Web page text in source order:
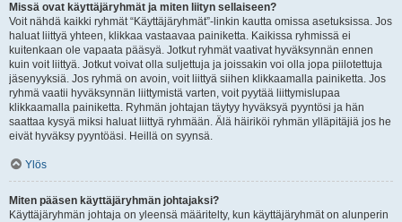
Missä ovat käyttäjäryhmät ja miten liityn sellaiseen?
Voit nähdä kaikki ryhmät “Käyttäjäryhmät”-linkin kautta omissa asetuksissa. Jos
haluat liittyä yhteen, klikkaa vastaavaa painiketta. Kaikissa ryhmissä ei
kuitenkaan ole vapaata pääsyä. Jotkut ryhmät vaativat hyväksynnän ennen
kuin voit liittyä. Jotkut voivat olla suljettuja ja joissakin voi olla jopa piilotettuja
jäsenyyksiä. Jos ryhmä on avoin, voit liittyä siihen klikkaamalla painiketta. Jos
ryhmä vaatii hyväksynnän liittymistä varten, voit pyytää liittymislupaa
klikkaamalla painiketta. Ryhmän johtajan täytyy hyväksyä pyyntösi ja hän
saattaa kysyä miksi haluat liittyä ryhmään. Älä häiriköi ryhmän ylläpitäjiä jos he
eivät hyväksy pyyntöäsi. Heillä on syynsä.
Ylös
Miten pääsen käyttäjäryhmän johtajaksi?
Käyttäjäryhmän johtaja on yleensä määritelty, kun käyttäjäryhmät on alunperin